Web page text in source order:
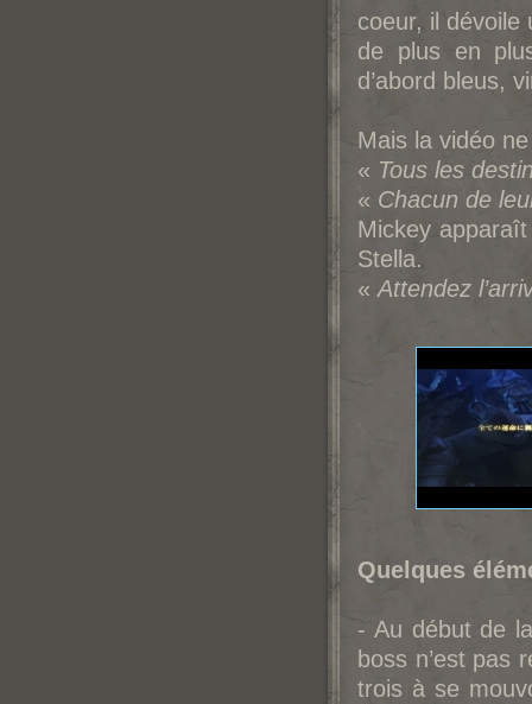
coeur, il dévoile
de plus en
d’abord bleus,
Mais la vidéo
« Tous les
« Chacun de
Mickey
Stella.
« Attendez
Quelques
- Au début de
boss n’est pas
trois à se